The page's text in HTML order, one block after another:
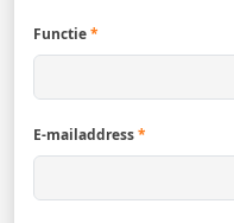
Functie*
E-mailaddress*